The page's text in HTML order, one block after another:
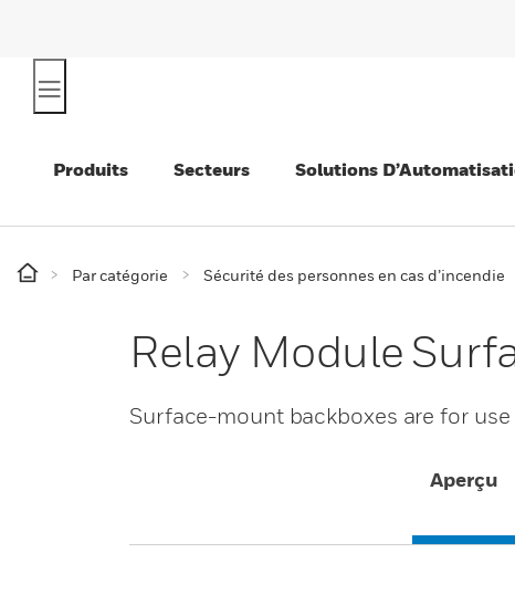
Produits Secteurs Solutions
Par catégorie Sécurité des personnes en cas d’incendie
Relay Module
Surface-mount backboxes are for
Aperçu